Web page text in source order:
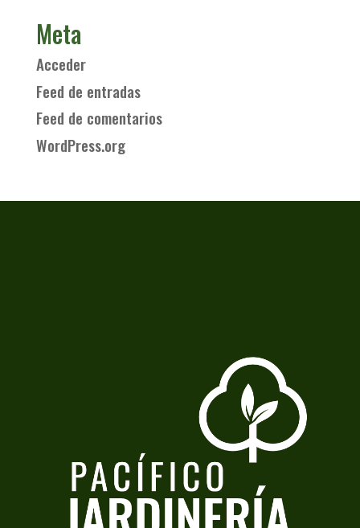
Meta
Acceder
Feed de entradas
Feed de comentarios
WordPress.org